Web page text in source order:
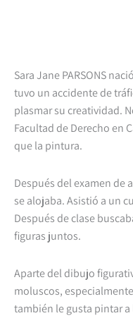
Sara Jane PARSONS
tuvo un accidente de
plasmar su creatividad.
Facultad de Derecho en
que la pintura.
Después del examen de
se alojaba. Asistió a un
Después de clase
figuras juntos.
Aparte del dibujo
moluscos,
también le gusta pintar